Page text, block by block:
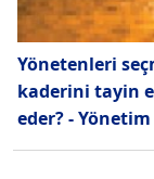
Yönetenleri
kaderini tayin
eder? -